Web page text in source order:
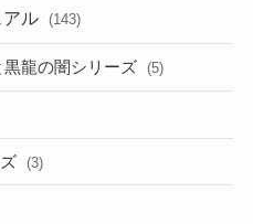
ル (143)
龍の闇シリーズ (5)
(3)